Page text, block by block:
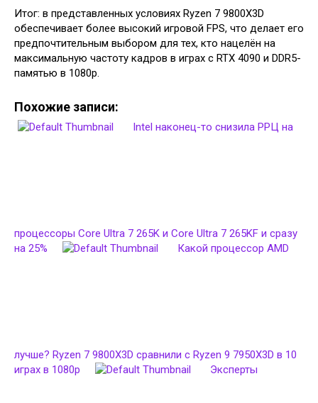
Итог: в представленных условиях Ryzen 7 9800X3D
обеспечивает более высокий игровой FPS, что делает его
предпочтительным выбором для тех, кто нацелён на
максимальную частоту кадров в играх с RTX 4090 и DDR5-
памятью в 1080p.
Похожие записи:
Intel наконец-то снизила РРЦ на
процессоры Core Ultra 7 265K и Core Ultra 7 265KF и сразу
на 25%
Какой процессор AMD
лучше? Ryzen 7 9800X3D сравнили с Ryzen 9 7950X3D в 10
играх в 1080p
Эксперты